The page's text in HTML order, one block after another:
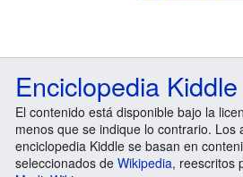
Enciclopedia Kiddle
El contenido está disponible bajo la
menos que se indique lo contrario. Los
enciclopedia Kiddle se basan en
seleccionados de Wikipedia, reescritos